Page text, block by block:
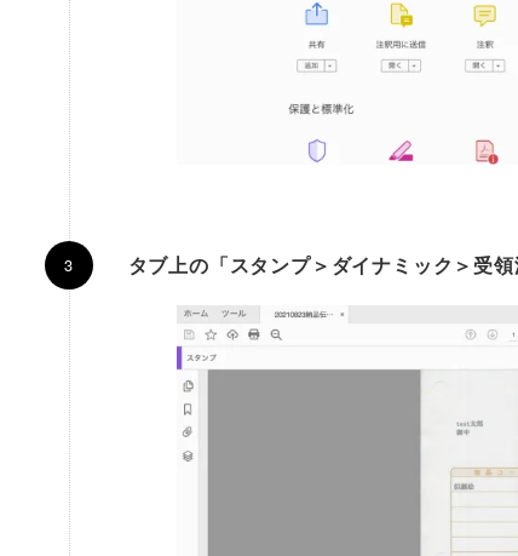
タブ上の「スタンプ＞ダイナミック＞受